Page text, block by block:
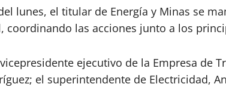
lunes, el titular de Energía y Minas se
coordinando las acciones junto a los
ejecutivo de la Empresa de
el superintendente de Electricidad,